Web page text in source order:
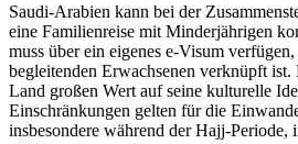
Saudi-Arabien kann bei der
eine Familienreise mit Minderjährigen
muss über ein eigenes e-Visum
begleitenden Erwachsenen verknüpft ist.
Land großen Wert auf seine kulturelle
Einschränkungen gelten für die
insbesondere während der Hajj-Periode,